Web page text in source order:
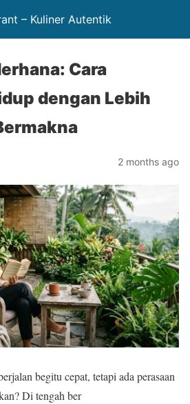
– Kuliner Autentik
Cara
dengan Lebih
2 months ago
begitu cepat, tetapi ada perasaan
Di tengah ber